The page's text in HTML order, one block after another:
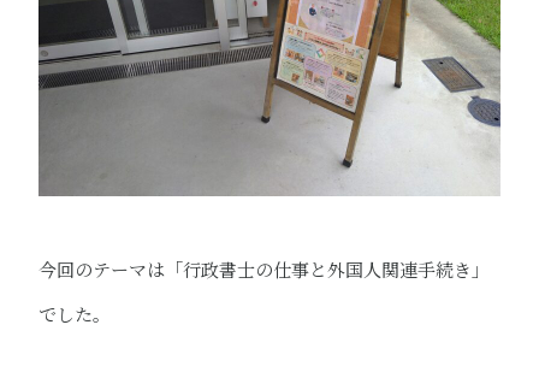
今回のテーマは「行政書士の仕事と外国人関連手続き」
でした。